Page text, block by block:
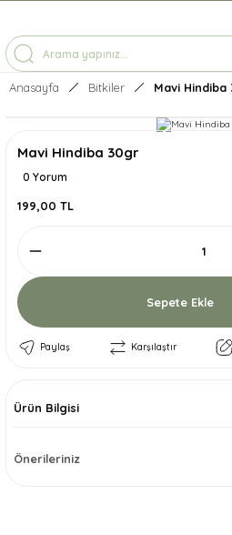
Anasayfa Bitkiler Mavi Hindiba
Mavi Hindiba 30gr
0 Yorum
199,00 TL
Sepete Ekle
Paylaş Karşılaştır
Ürün Bilgisi
Önerileriniz